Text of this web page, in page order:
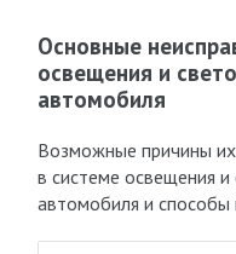
Основные
освещения и
автомобиля
Возможные причины их
в системе освещения и
автомобиля и способы